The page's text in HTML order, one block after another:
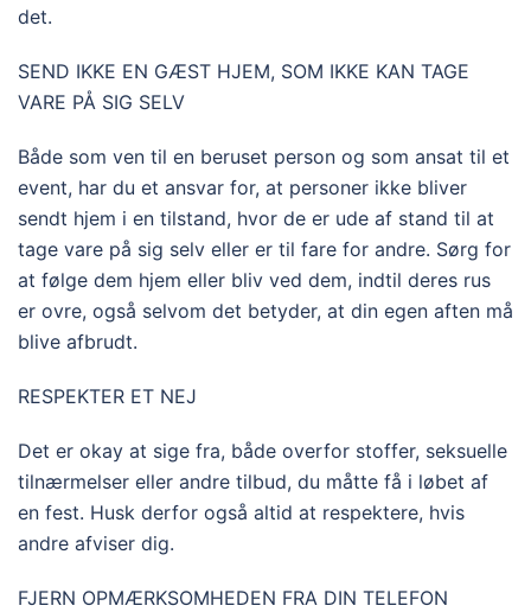
det.
SEND IKKE EN GÆST HJEM, SOM IKKE KAN TAGE
VARE PÅ SIG SELV
Både som ven til en beruset person og som ansat til et
event, har du et ansvar for, at personer ikke bliver
sendt hjem i en tilstand, hvor de er ude af stand til at
tage vare på sig selv eller er til fare for andre. Sørg for
at følge dem hjem eller bliv ved dem, indtil deres rus
er ovre, også selvom det betyder, at din egen aften må
blive afbrudt.
RESPEKTER ET NEJ
Det er okay at sige fra, både overfor stoffer, seksuelle
tilnærmelser eller andre tilbud, du måtte få i løbet af
en fest. Husk derfor også altid at respektere, hvis
andre afviser dig.
FJERN OPMÆRKSOMHEDEN FRA DIN TELEFON